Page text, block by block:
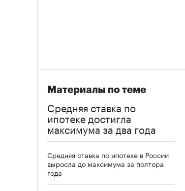
Материалы по теме
Средняя ставка по
ипотеке достигла
максимума за два года
Средняя ставка по ипотеке в России
выросла до максимума за полтора
года